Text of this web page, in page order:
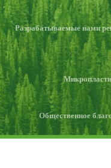
Разрабатываемые нами
Общественное